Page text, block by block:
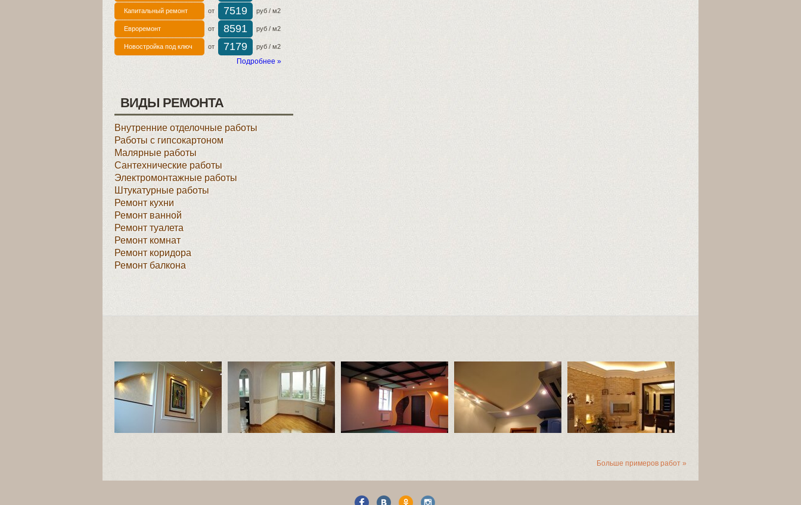
Капитальный ремонт от 7519 руб / м2
Евроремонт от 8591 руб / м2
Новостройка под ключ от 7179 руб / м2
Подробнее »
ВИДЫ РЕМОНТА
Внутренние отделочные работы
Работы с гипсокартоном
Малярные работы
Сантехнические работы
Электромонтажные работы
Штукатурные работы
Ремонт кухни
Ремонт ванной
Ремонт туалета
Ремонт комнат
Ремонт коридора
Ремонт балкона
Больше примеров работ »